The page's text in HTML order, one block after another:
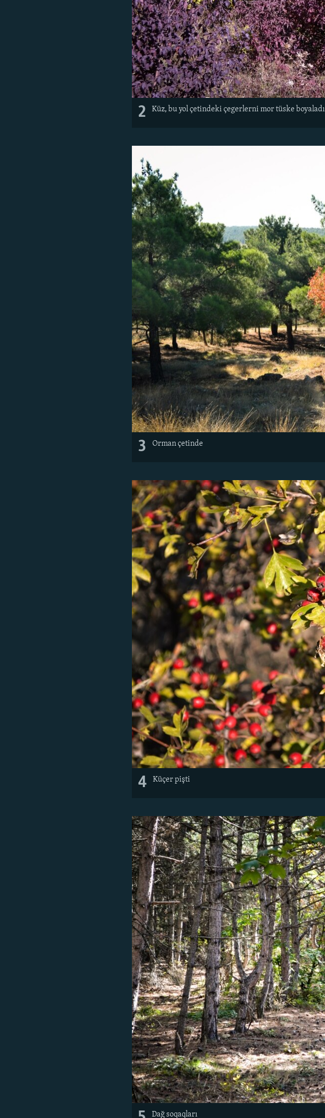
2 Küz, bu yol çetindeki çegerlerni mor tüske boyaladı
3 Orman çetinde
4 Küçer pişti
Dağ soqaqları